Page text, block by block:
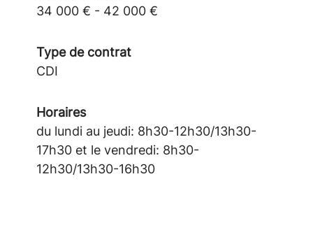
34 000 € - 42 000 €
Type de contrat
CDI
Horaires
du lundi au jeudi: 8h30-12h30/13h30-
17h30 et le vendredi: 8h30-
12h30/13h30-16h30